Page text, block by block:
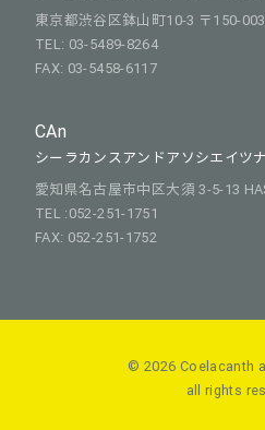
東京都渋谷区鉢山町10-3 〒150-
TEL: 03-5489-8264
FAX: 03-5458-6117
CAn
シーラカンスアンドアソシエイツ
愛知県名古屋市中区大須 3-5-13
TEL :052-251-1751
FAX: 052-251-1752
© 2026 Coelacanth
all rights